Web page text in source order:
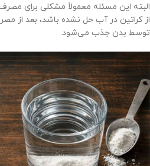
البته این مسئله معمولاً مشکلی برای
از کراتین در آب حل نشده باشد، بعد از
توسط بدن جذب می‌شود.